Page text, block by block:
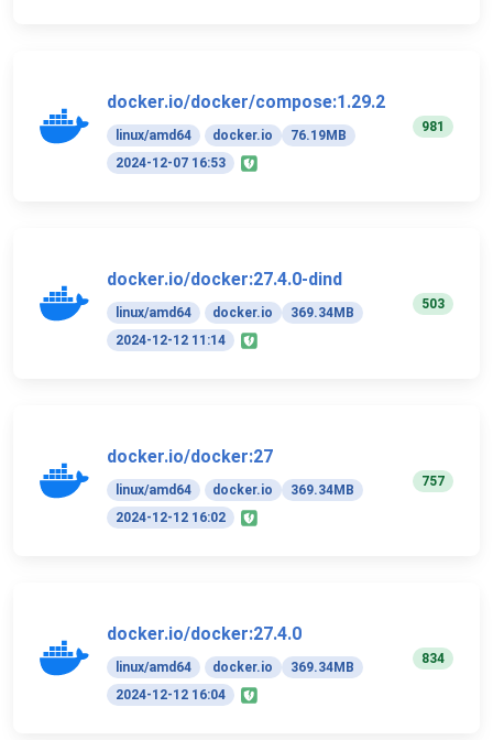
docker.io/docker/compose:1.29.2
linux/amd64 docker.io
76.19MB
2024-12-07 16:53
981
docker.io/docker:27.4.0-dind
linux/amd64 docker.io
369.34MB
2024-12-12 11:14
503
docker.io/docker:27
linux/amd64 docker.io
369.34MB
2024-12-12 16:02
757
docker.io/docker:27.4.0
linux/amd64 docker.io
369.34MB
2024-12-12 16:04
834